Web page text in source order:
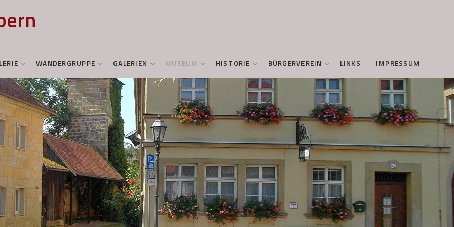
WANDERGRUPPE GALERIEN MUSEUM HISTORIE BÜRGERVEREIN LINKS IMPRESSUM